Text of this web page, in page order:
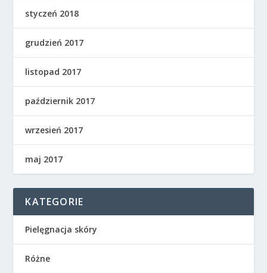
styczeń 2018
grudzień 2017
listopad 2017
październik 2017
wrzesień 2017
maj 2017
KATEGORIE
Pielęgnacja skóry
Różne